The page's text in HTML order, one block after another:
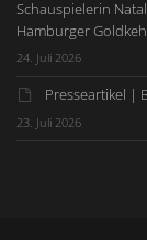
Schauspielerin
Hamburger
24. Juli 2026
Presseartikel |
23. Juli 2026